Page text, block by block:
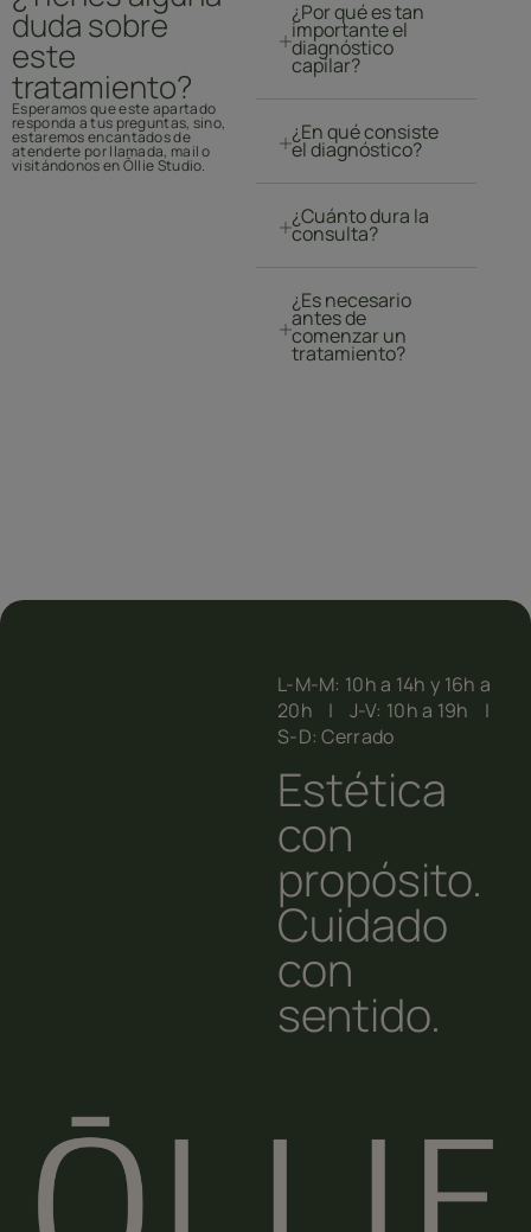
duda sobre
este
tratamiento?
Esperamos que este apartado
responda a tus preguntas, sino,
estaremos encantados de
atenderte por llamada, mail o
visitándonos en Ōllie Studio.
¿Por qué es tan
importante el
diagnóstico
capilar?
¿En qué consiste
el diagnóstico?
¿Cuánto dura la
consulta?
¿Es necesario
antes de
comenzar un
tratamiento?
L-M-M: 10h a 14h y 16h a
20h | J-V: 10h a 19h |
S-D: Cerrado
Estética
con
propósito.
Cuidado
con
sentido.